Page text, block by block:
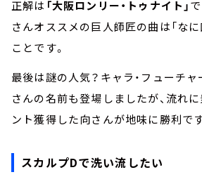
正解は 「大阪ロンリー・トゥナイト」
さんオススメの巨人師匠の曲は「なに
ことです。
最後は謎の人気？キャラ・フューチ
さんの名前も登場しましたが、流れ
ント獲得した向さんが地味に勝利です
スカルプDで洗い流したい